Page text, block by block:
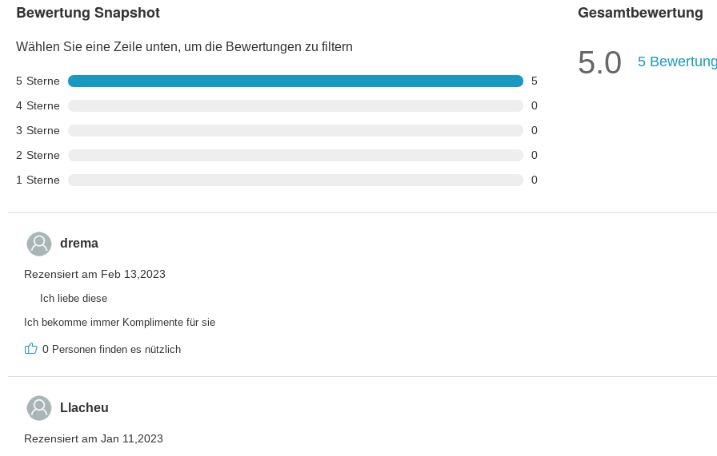
Bewertung Snapshot
Wählen Sie eine Zeile unten, um die Bewertungen zu filtern
5 Sterne
5
4 Sterne
0
3 Sterne
0
2 Sterne
0
1 Sterne 0
Gesamtbewertung
5.0 5
drema
Rezensiert am Feb 13,2023
Ich liebe diese
Ich bekomme immer Komplimente für sie
0 Personen finden es nützlich
Llacheu
Rezensiert am Jan 11,2023